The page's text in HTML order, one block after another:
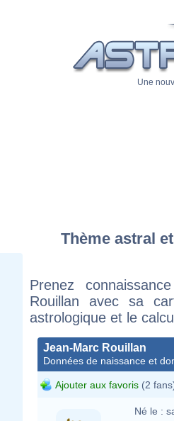
Une
Thème astral
Prenez
Rouillan avec sa
astrologique et le
Jean-Marc Rouillan
Données de naissance et
Ajouter aux favoris (2
Né le :